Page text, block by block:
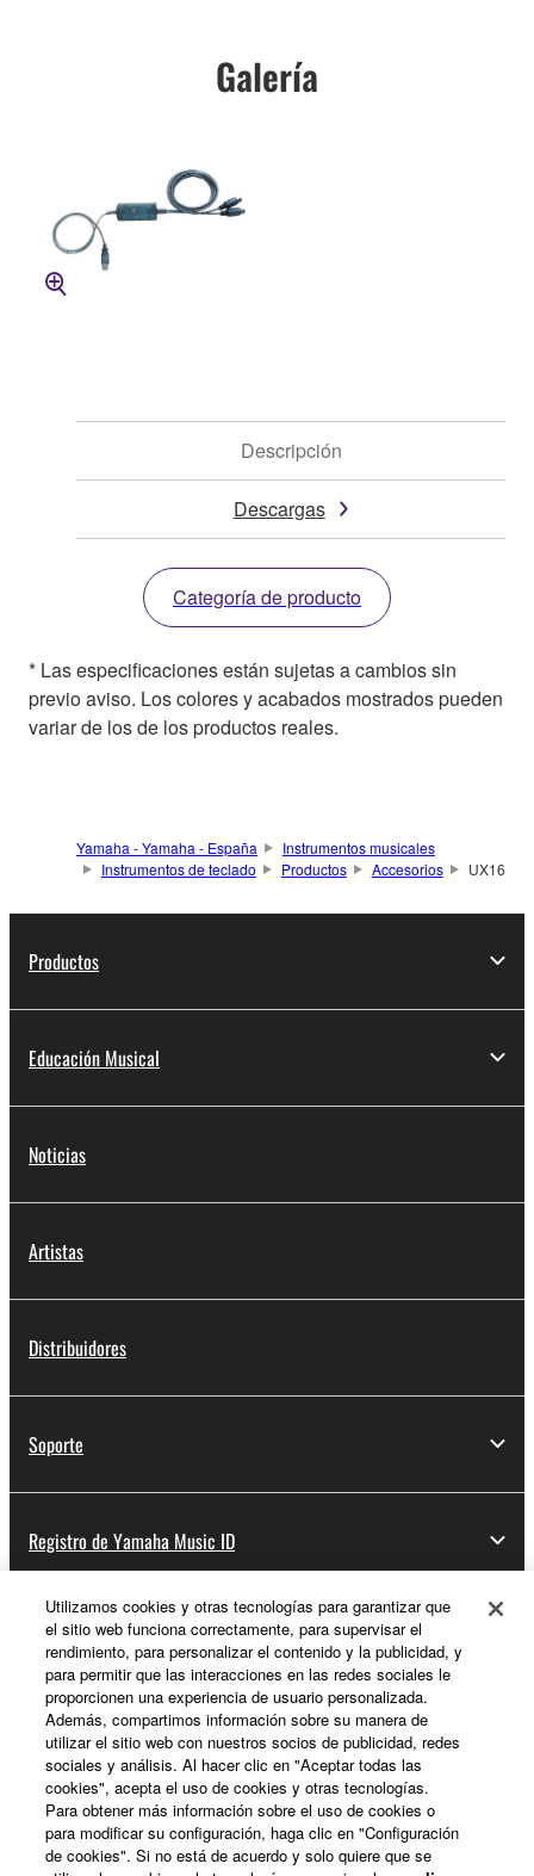
Galería
Descripción
Descargas
Categoría de producto
* Las especificaciones están sujetas a cambios sin
previo aviso. Los colores y acabados mostrados pueden
variar de los de los productos reales.
Yamaha - Yamaha - España
Instrumentos musicales
Instrumentos de teclado
Productos Accesorios UX16
Productos
Educación Musical
Noticias
Artistas
Distribuidores
Soporte
Registro de Yamaha Music ID
Acerca de Yamaha
España - Spanish
Empresa
Utilizamos cookies y otras tecnologías para garantizar que
el sitio web funciona correctamente, para supervisar el
rendimiento, para personalizar el contenido y la publicidad, y
para permitir que las interacciones en las redes sociales le
proporcionen una experiencia de usuario personalizada.
Además, compartimos información sobre su manera de
utilizar el sitio web con nuestros socios de publicidad, redes
sociales y análisis. Al hacer clic en "Aceptar todas las
cookies", acepta el uso de cookies y otras tecnologías.
Para obtener más información sobre el uso de cookies o
para modificar su configuración, haga clic en "Configuración
de cookies". Si no está de acuerdo y solo quiere que se